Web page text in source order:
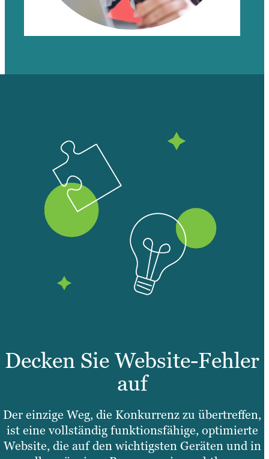
Decken Sie Website-Fehler
auf
Der einzige Weg, die Konkurrenz zu übertreffen,
ist eine vollständig funktionsfähige, optimierte
Website, die auf den wichtigsten Geräten und in